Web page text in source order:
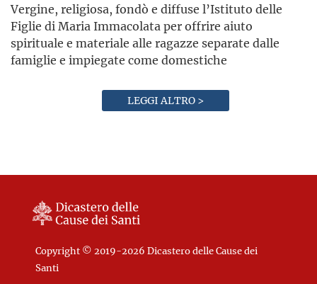
Vergine, religiosa, fondò e diffuse l’Istituto delle
Figlie di Maria Immacolata per offrire aiuto
spirituale e materiale alle ragazze separate dalle
famiglie e impiegate come domestiche
LEGGI ALTRO >
Copyright © 2019-2026 Dicastero delle Cause dei
Santi